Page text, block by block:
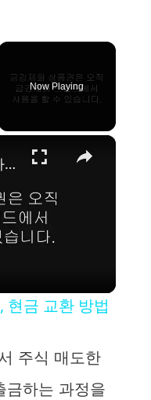
Now Playing
×
금강제화 상품권 사용처, 현금 교환 방법
현금 교환 방법
주식 매도한
금하는 과정을